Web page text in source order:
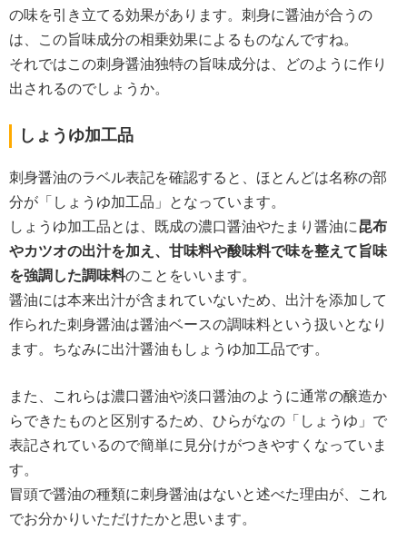
の味を引き立てる効果があります。刺身に醤油が合うの
は、この旨味成分の相乗効果によるものなんですね。
それではこの刺身醤油独特の旨味成分は、どのように作り
出されるのでしょうか。
しょうゆ加工品
刺身醤油のラベル表記を確認すると、ほとんどは名称の部
分が「しょうゆ加工品」となっています。
しょうゆ加工品とは、既成の濃口醤油やたまり醤油に昆布
やカツオの出汁を加え、甘味料や酸味料で味を整えて旨味
を強調した調味料のことをいいます。
醤油には本来出汁が含まれていないため、出汁を添加して
作られた刺身醤油は醤油ベースの調味料という扱いとなり
ます。ちなみに出汁醤油もしょうゆ加工品です。
また、これらは濃口醤油や淡口醤油のように通常の醸造か
らできたものと区別するため、ひらがなの「しょうゆ」で
表記されているので簡単に見分けがつきやすくなっていま
す。
冒頭で醤油の種類に刺身醤油はないと述べた理由が、これ
でお分かりいただけたかと思います。